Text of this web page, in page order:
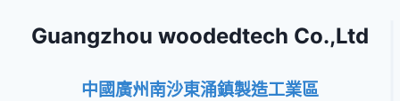
Guangzhou woodedtech Co.,Ltd
中國廣州南沙東涌鎮製造工業區